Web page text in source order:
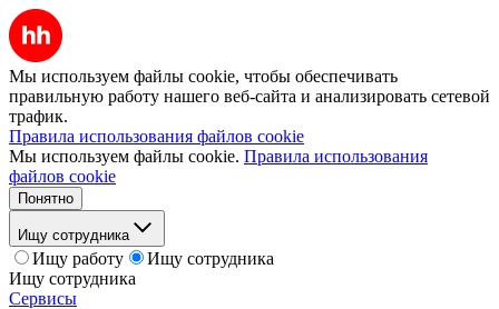
Мы используем файлы cookie, чтобы обеспечивать
правильную работу нашего веб-сайта и анализировать сетевой
трафик.
Правила использования файлов cookie
Мы используем файлы cookie. Правила использования
файлов cookie
Понятно
Ищу сотрудника
Ищу работу
Ищу сотрудника
Ищу сотрудника
Сервисы